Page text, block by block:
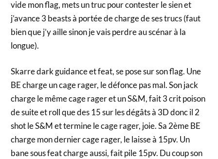
vide mon flag, mets un truc pour contester le sien et
j’avance 3 beasts à portée de charge de ses trucs (faut
bien que j’y aille sinon je vais perdre au scénar à la
longue).
Skarre dark guidance et feat, se pose sur son flag. Une
BE charge un cage rager, le défonce pas mal. Son jack
charge le même cage rager et un S&M, fait 3 crit poison
de suite et roll que des 15 sur les dégâts à 3D donc il 2
shot le S&M et termine le cage rager, joie. Sa 2ème BE
charge mon dernier cage rager, le laisse à 15pv. Un
bane sous feat charge aussi, fait pile 15pv. Du coup son